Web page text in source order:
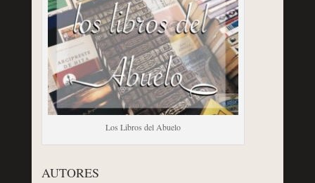
Los Libros del Abuelo
AUTORES